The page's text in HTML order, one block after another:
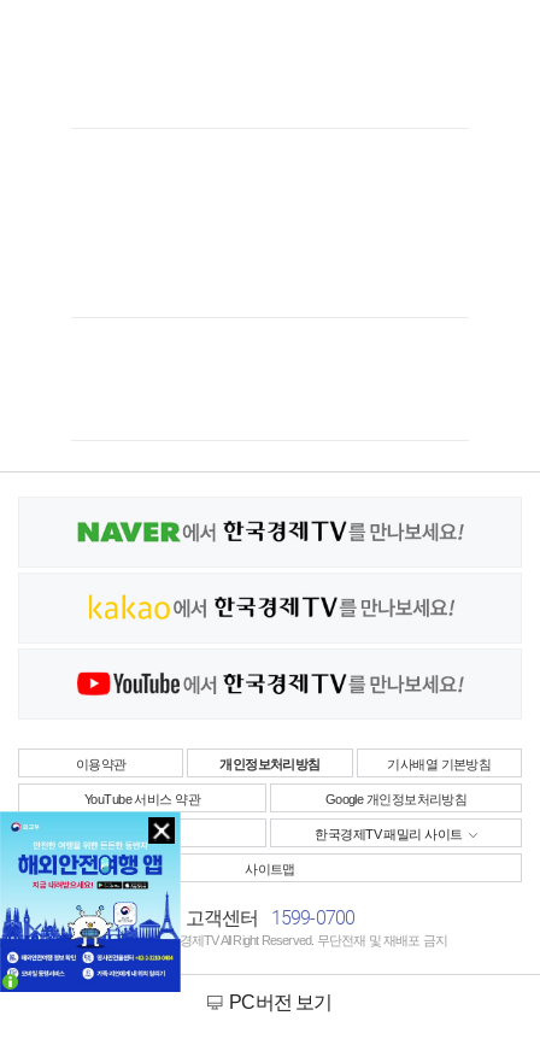
이용약관 개인정보처리방침 기사배열 기본방침
YouTube 서비스 약관 Google 개인정보처리방침
사업자정보 한국경제TV 패밀리 사이트
사이트맵
고객센터 1599-0700
Copyright © 한국경제TV All Right Reserved. 무단전재 및 재배포 금지
PC버전 보기